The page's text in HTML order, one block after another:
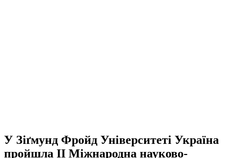
У Зіґмунд Фройд Університеті Україна
пройшла ІІ Міжнародна науково-